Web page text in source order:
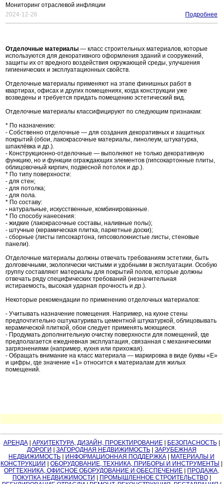
Мониторинг отраслевой инфляции
2024-12-26
Подробнее
Отделочные материалы — класс строительных материалов, которые
используются для декоративного оформления зданий и сооружений,
защиты их от вредного воздействия окружающей среды, улучшения
гигиенических и эксплуатационных свойств.
Отделочные материалы применяют на этапе финишных работ в
квартирах, офисах и других помещениях, когда конструкции уже
возведены и требуется придать помещению эстетический вид.
Отделочные материалы классифицируют по следующим признакам:
* По назначению:
- Собственно отделочные — для создания декоративных и защитных
покрытий (обои, лакокрасочные материалы, линолеум, штукатурка,
шпаклёвка и др.).
- Конструкционно-отделочные — выполняют не только декоративную
функцию, но и функции ограждающих элементов (гипсокартонные плиты,
облицовочный кирпич, подвесной потолок и др.).
* По типу поверхности:
- для стен;
- для потолка;
- для пола.
* По составу:
- натуральные, искусственные, комбинированные.
* По способу нанесения:
- жидкие (лакокрасочные составы, наливные полы);
- штучные (керамическая плитка, паркетные доски);
- сборные (листы гипсокартона, гипсоволокнистые листы, стеновые
панели).
Отделочные материалы должны отвечать требованиям эстетики, быть
долговечными, экологически чистыми и удобными в эксплуатации. Особую
группу составляют материалы для покрытий полов, которые должны
отвечать ряду специфических требований (незначительная
истираемость, высокая ударная прочность и др.).
Некоторые рекомендации по применению отделочных материалов:
- Учитывать назначение помещения. Например, на кухне стены
предпочтительно оштукатуривать цементной штукатуркой, облицовывать
керамической плиткой, обои следует применять моющиеся.
- Продумать дополнительную очистку поверхности для помещений, где
предполагается ежедневная эксплуатация, связанная с механическими
загрязнениями (например, кухня или прихожая).
- Обращать внимание на класс материала — маркировка в виде буквы «Е»
и цифры, где значение «1» относится к материалам для жилых
помещений.
АРЕНДА| АРХИТЕКТУРА, ДИЗАЙН, ПРОЕКТИРОВАНИЕ| БЕЗОПАСНОСТЬ|
ДОРОГИ
ЗАГОРОДНАЯ НЕДВИЖИМОСТЬ| ЗАРУБЕЖНАЯ
НЕДВИЖИМОСТЬ
ИНФОРМАЦИОННАЯ ПОДДЕРЖКА
МАТЕРИАЛЫ И
КОНСТРУКЦИИ
ОБОРУДОВАНИЕ, ТЕХНИКА, ПРИБОРЫ И ИНСТРУМЕНТЫ
ОРГТЕХНИКА, ОФИСНОЕ ОБОРУДОВАНИЕ И ОБЕСПЕЧЕНИЕ
ПРОДАЖА,
ПОКУПКА НЕДВИЖИМОСТИ
ПРОМЫШЛЕННОЕ СТРОИТЕЛЬСТВО|